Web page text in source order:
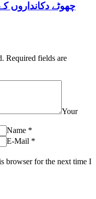
چھوٹے دکانداروں
Required fields are
Your
Name *
E-Mail *
browser for the next time I